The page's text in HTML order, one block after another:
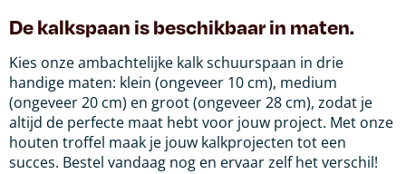
De kalkspaan is beschikbaar in maten.
Kies onze ambachtelijke kalk schuurspaan in drie
handige maten: klein (ongeveer 10 cm), medium
(ongeveer 20 cm) en groot (ongeveer 28 cm), zodat je
altijd de perfecte maat hebt voor jouw project. Met onze
houten troffel maak je jouw kalkprojecten tot een
succes. Bestel vandaag nog en ervaar zelf het verschil!